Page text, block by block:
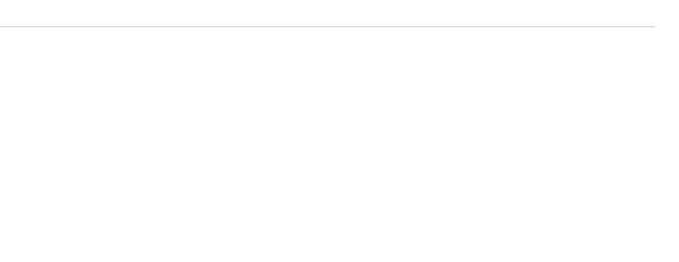
نمودارهای